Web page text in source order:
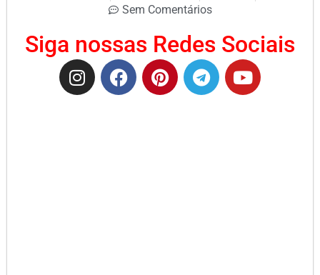
Sem Comentários
Siga nossas Redes Sociais